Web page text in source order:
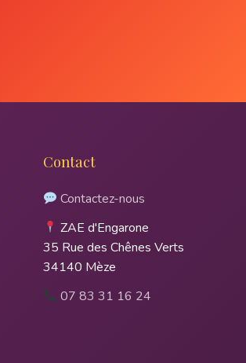
Contact
Contactez-nous
ZAE d'Engarone
35 Rue des Chênes Verts
34140 Mèze
07 83 31 16 24